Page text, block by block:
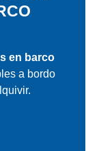
en barco
a bordo